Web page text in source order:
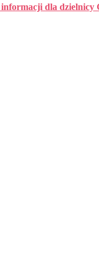
dla dzielnicy